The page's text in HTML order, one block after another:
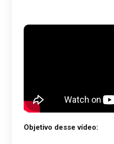
Objetivo desse vídeo: